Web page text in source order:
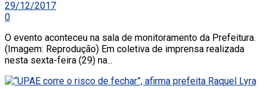
29/12/2017
0
O evento aconteceu na sala de monitoramento da Prefeitura.
(Imagem: Reprodução) Em coletiva de imprensa realizada
nesta sexta-feira (29) na...